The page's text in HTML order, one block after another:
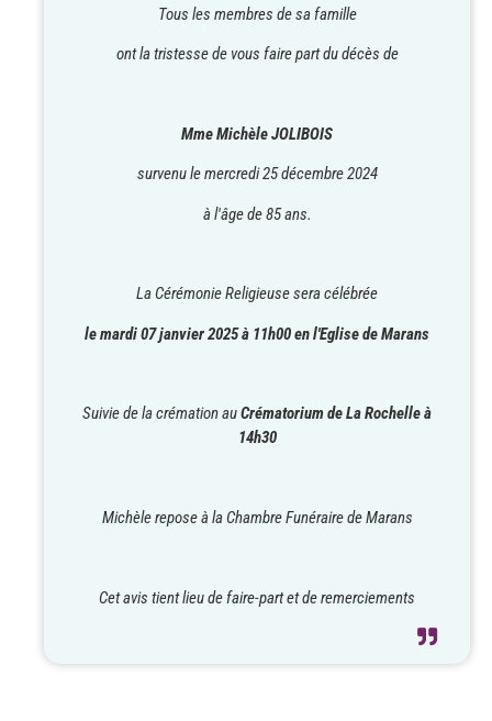
Tous les membres de sa famille
ont la tristesse de vous faire part du décès de
Mme Michèle JOLIBOIS
survenu le mercredi 25 décembre 2024
à l'âge de 85 ans.
La Cérémonie Religieuse sera célébrée
le mardi 07 janvier 2025 à 11h00 en l'Eglise de Marans
Suivie de la crémation auCrématorium de La Rochelle à
14h30
Michèle repose à la Chambre Funéraire de Marans
Cet avis tient lieu de faire-part et de remerciements